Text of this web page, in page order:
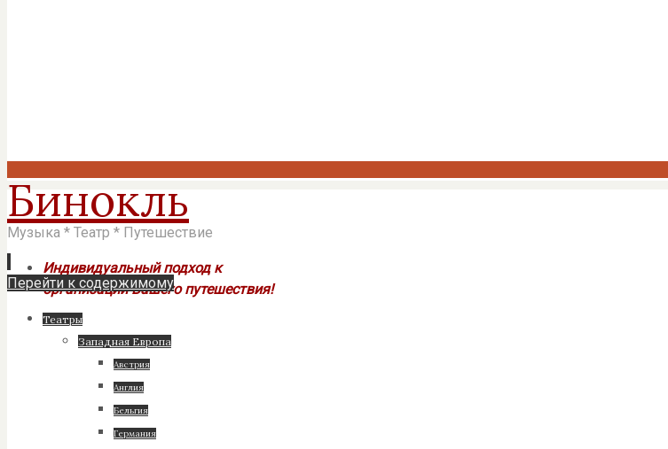
Бинокль
Музыка * Театр * Путешествие
Индивидуальный подход к
организации Вашего путешествия!
Перейти к содержимому
Театры
Западная Европа
Австрия
Англия
Бельгия
Германия